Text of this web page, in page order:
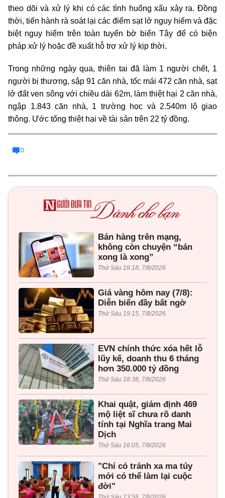
theo dõi và xử lý khi có các tình huống xấu xảy ra. Đồng
thời, tiến hành rà soát lại các điểm sạt lở nguy hiểm và đặc
biệt nguy hiểm trên toàn tuyến bờ biển Tây để có biện
pháp xử lý hoặc đề xuất hỗ trợ xử lý kịp thời.
Trong những ngày qua, thiên tai đã làm 1 người chết, 1
người bị thương, sập 91 căn nhà, tốc mái 472 căn nhà, sạt
lở đất ven sông với chiều dài 62m, làm thiệt hại 2 căn nhà,
ngập 1.843 căn nhà, 1 trường học và 2.540m lộ giao
thông. Ước tổng thiệt hại về tài sản trên 22 tỷ đồng.
0
Bán hàng trên mạng,
không còn chuyện “bán
xong là xong”
Thứ Sáu 19:18, 7/8/2026
Giá vàng hôm nay (7/8):
Diễn biến đầy bất ngờ
Thứ Sáu 19:15, 7/8/2026
EVN chính thức xóa hết lỗ
lũy kế, doanh thu 6 tháng
hơn 350.000 tỷ đồng
Thứ Sáu 18:38, 7/8/2026
Khai quật, giám định 469
mộ liệt sĩ chưa rõ danh
tính tại Nghĩa trang Mai
Dịch
Thứ Sáu 16:05, 7/8/2026
"Chỉ có tránh xa ma túy
mới có thể làm lại cuộc
đời"